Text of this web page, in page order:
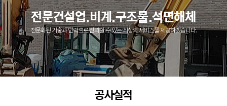
전문건설업.비계.구조물.석면해체
전문화된 기술과 인력으로 신뢰할 수 있는 최상의 서비스를 제공하겠습니다.
공사실적